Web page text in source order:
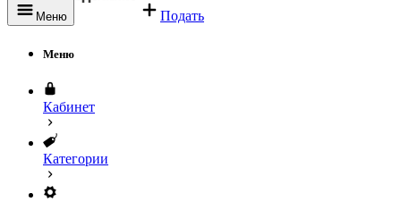
Меню Подать
Меню
Кабинет
Категории